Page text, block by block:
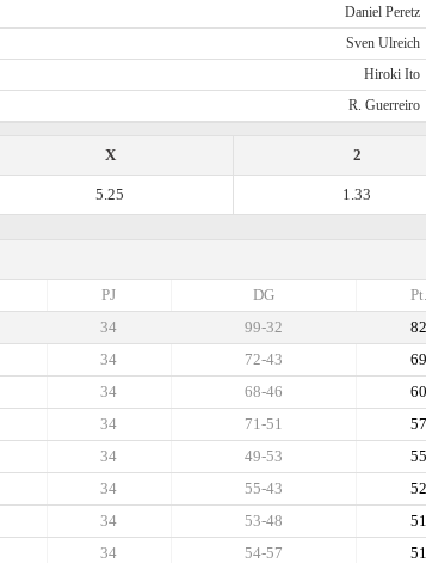
Daniel Peretz
Sven Ulreich
Hiroki Ito
R. Guerreiro
2
X
1.33
5.25
Pt.
DG
PJ
82
99-32
34
69
72-43
34
60
68-46
34
57
71-51
34
55
49-53
34
52
55-43
34
51
53-48
34
51
54-57
34